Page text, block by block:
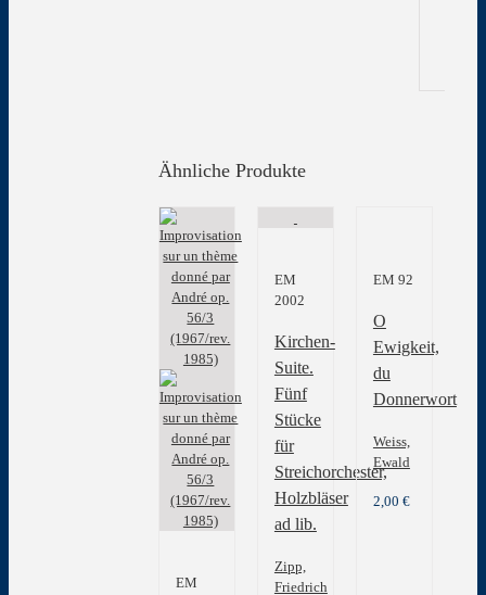
Ähnliche Produkte
EM
EM
2002
Kirchen-
Suite.
Fünf
Stücke
für
Streichorchester,
Holzbläser
ad lib.
Zipp,
Friedrich
EM 92
O
Ewigkeit,
du
Donnerwort
Weiss,
Ewald
2,00 €